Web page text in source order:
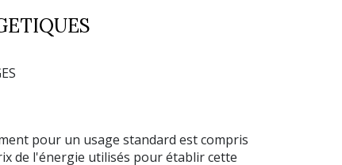
pour un usage standard est compris
de l'énergie utilisés pour établir cette